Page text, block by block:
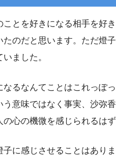
とを好きになる相手を好
たのだと思います。ただ燈
ました。
なるなんてことはこれっぽ
意味ではなく事実、沙弥
心の機微を感じられるはず
に感じさせることはあり